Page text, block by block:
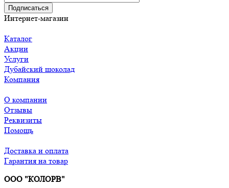
Подписаться
Интернет-магазин
Каталог
Акции
Услуги
Дубайский шоколад
Компания
О компании
Отзывы
Реквизиты
Помощь
Доставка и оплата
Гарантия на товар
ООО "КОЛОРВ"